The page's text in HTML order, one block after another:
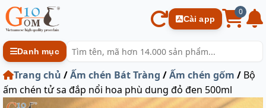
Cài app
0
Danh mục
Trang chủ /Ấm chén Bát Tràng /Ấm chén gốm / Bộ
ấm chén tử sa đắp nổi hoa phù dung đỏ đen 500ml